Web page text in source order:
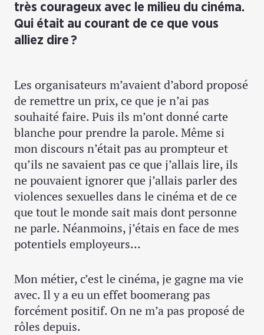
très courageux avec le milieu du cinéma.
Qui était au courant de ce que vous
alliez dire ?
Les organisateurs m’avaient d’abord proposé
de remettre un prix, ce que je n’ai pas
souhaité faire. Puis ils m’ont donné carte
blanche pour prendre la parole. Même si
mon discours n’était pas au prompteur et
qu’ils ne savaient pas ce que j’allais lire, ils
ne pouvaient ignorer que j’allais parler des
violences sexuelles dans le cinéma et de ce
que tout le monde sait mais dont personne
ne parle. Néanmoins, j’étais en face de mes
potentiels employeurs…
Mon métier, c’est le cinéma, je gagne ma vie
avec. Il y a eu un effet boomerang pas
forcément positif. On ne m’a pas proposé de
rôles depuis.